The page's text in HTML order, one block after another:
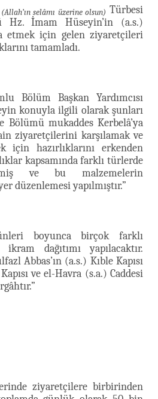
(Allah’ın selâmı üzerine olsun) Türbesi
Hz. İmam Hüseyin’in (a.s.)
etmek için gelen ziyaretçileri
tamamladı.
Bölüm Başkan Yardımcısı
konuyla ilgili olarak şunları
Bölümü mukaddes Kerbelâ’ya
ziyaretçilerini karşılamak ve
için hazırlıklarını erkenden
kapsamında farklı türlerde
ve bu malzemelerin
düzenlemesi yapılmıştır.”
boyunca birçok farklı
dağıtımı yapılacaktır.
Abbas’ın (a.s.) Kıble Kapısı
ve el-Havra (s.a.) Caddesi
ziyaretçilere birbirinden